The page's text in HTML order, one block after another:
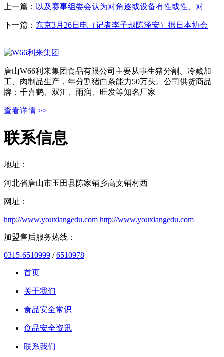
上一篇： 以及赛事组委会认为对角逐或设备有性或性、对
下一篇： 东京3月26日电（记者李子越陈泽安）据日本协会
唐山W66利来集团食品有限公司主要从事生猪分割、冷藏加
工、肉制品生产，年分割猪白条能力50万头。公司供货商品
牌：千喜鹤、双汇、雨润、旺发等知名厂家
查看详情 >>
联系信息
地址：
河北省唐山市玉田县陈家铺乡高文铺村西
网址：
http://www.youxiangedu.com http://www.youxiangedu.com
加盟售后服务热线：
0315-6510999 /6510978
首页
关于我们
食品安全常识
食品安全资讯
联系我们